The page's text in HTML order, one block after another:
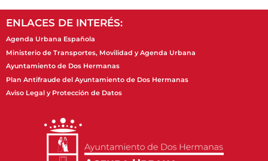
ENLACES DE INTERÉS:
Agenda Urbana Española
Ministerio de Transportes, Movilidad y Agenda Urbana
Ayuntamiento de Dos Hermanas
Plan Antifraude del Ayuntamiento de Dos Hermanas
Aviso Legal y Protección de Datos